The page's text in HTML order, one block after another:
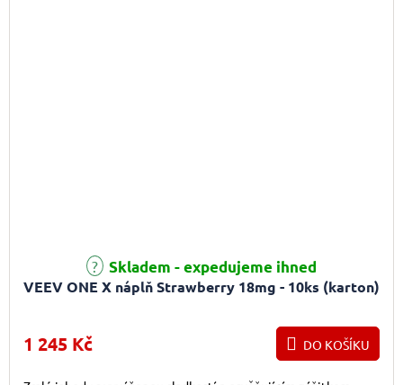
VEEV ONE X náplň Strawberry 18mg - 10ks (karton)
Skladem - expedujeme ihned
1 245 Kč DO KOŠÍKU